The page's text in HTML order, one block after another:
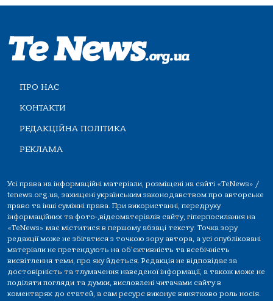
ПРО НАС
КОНТАКТИ
РЕДАКЦІЙНА ПОЛІТИКА
РЕКЛАМА
Усі права на інформаційні матеріали, розміщені на сайті «TeNews» /
tenews.org.ua, захищені українським законодавством про авторське
право та інші суміжні права. При використанні, передруку
інформаційних та фото-,відеоматеріалів сайту, гіперпосилання на
«TeNews» має міститися в першому абзаці тексту. Точка зору
редакції може не збігатися з точкою зору автора, а усі опубліковані
матеріали не претендують на об'єктивність та всебічність
висвітлення теми, про яку йдеться. Редакція не відповідає за
достовірність та тлумачення наведеної інформації, а також може не
поділяти погляди та думки, висловлені читачами сайту в
коментарях до статей, а сам ресурс виконує винятково роль носія.